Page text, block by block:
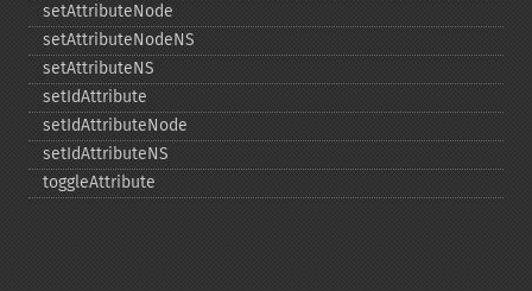
setAttributeNode
setAttributeNodeNS
setAttributeNS
setIdAttribute
setIdAttributeNode
setIdAttributeNS
toggleAttribute